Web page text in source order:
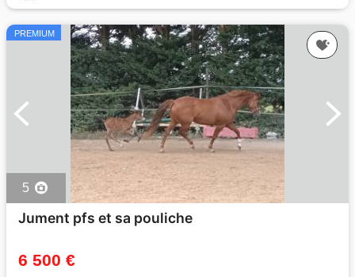
PREMIUM
5
Jument pfs et sa pouliche
6 500 €